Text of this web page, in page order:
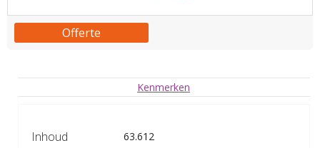
Offerte
Kenmerken
Inhoud 63.612